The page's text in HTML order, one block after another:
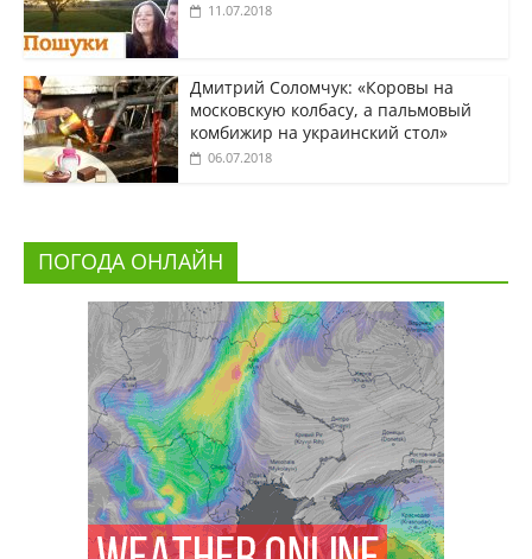
11.07.2018
Дмитрий Соломчук: «Коровы на
московскую колбасу, а пальмовый
комбижир на украинский стол»
06.07.2018
ПОГОДА ОНЛАЙН